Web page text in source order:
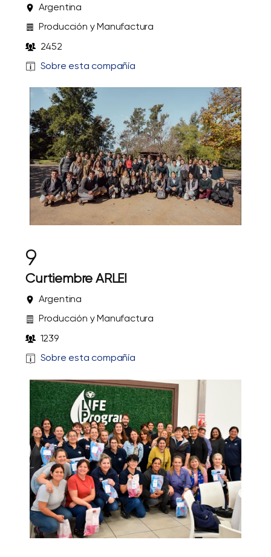
Argentina
Producción y Manufactura
2452
Sobre esta compañía
9
Curtiembre ARLEI
Argentina
Producción y Manufactura
1239
Sobre esta compañía